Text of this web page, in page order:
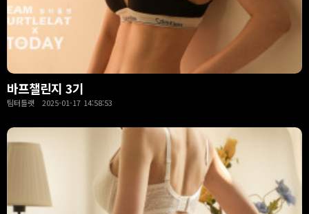
바프챌린지 3기
팀터틀랫 2025-01-17 14:58:53